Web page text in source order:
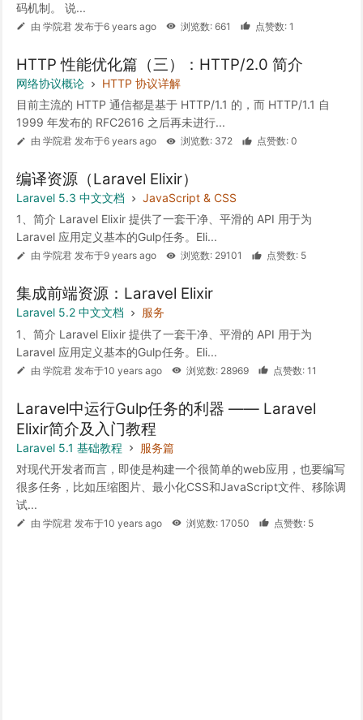
码机制。 说...
由 学院君 发布于6 years ago 浏览数: 661 点赞数: 1
HTTP 性能优化篇（三）：HTTP/2.0 简介
网络协议概论
HTTP 协议详解
目前主流的 HTTP 通信都是基于 HTTP/1.1 的，而 HTTP/1.1 自
1999 年发布的 RFC2616 之后再未进行...
由 学院君 发布于6 years ago 浏览数: 372 点赞数: 0
编译资源（Laravel Elixir）
Laravel 5.3 中文文档
JavaScript & CSS
1、简介 Laravel Elixir 提供了一套干净、平滑的 API 用于为
Laravel 应用定义基本的Gulp任务。Eli...
由 学院君 发布于9 years ago 浏览数: 29101 点赞数: 5
集成前端资源：Laravel Elixir
Laravel 5.2 中文文档
服务
1、简介 Laravel Elixir 提供了一套干净、平滑的 API 用于为
Laravel 应用定义基本的Gulp任务。Eli...
由 学院君 发布于10 years ago 浏览数: 28969 点赞数: 11
Laravel中运行Gulp任务的利器 —— Laravel
Elixir简介及入门教程
Laravel 5.1 基础教程
服务篇
对现代开发者而言，即使是构建一个很简单的web应用，也要编写
很多任务，比如压缩图片、最小化CSS和JavaScript文件、移除调
试...
由 学院君 发布于10 years ago 浏览数: 17050 点赞数: 5